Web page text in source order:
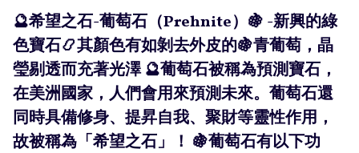
🔮希望之石-葡萄石（Prehnite）🍇 -新興的綠
色寶石📿其顏色有如剝去外皮的🍇青葡萄，晶
瑩剔透而充著光澤 🔮葡萄石被稱為預測寶石，
在美洲國家，人們會用來預測未來。葡萄石還
同時具備修身、提昇自我、聚財等靈性作用，
故被稱為「希望之石」！ 🍇葡萄石有以下功